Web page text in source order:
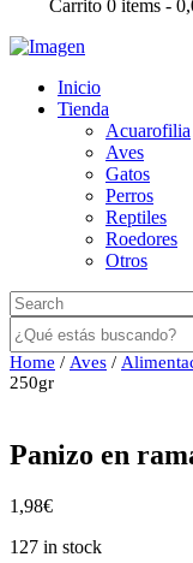
Carrito 0 items -
Inicio
Tienda
Acuarofilia
Aves
Gatos
Perros
Reptiles
Roedores
Otros
Buscar
Home / Aves /
250gr
Panizo en
1,98€
127 in stock